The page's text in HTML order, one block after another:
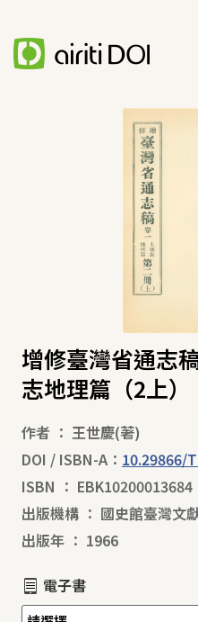
增修臺灣省通志
志地理篇（2上）
作者 ： 王世慶(著)
DOI / ISBN-A： 10.29866/
ISBN ： EBK10200013684
出版機構 ： 國史館臺灣文
出版年 ： 1966
電子書